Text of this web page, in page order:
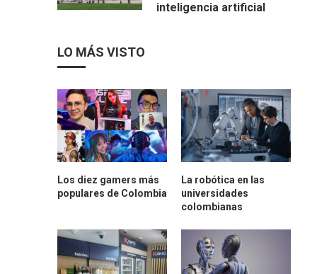
inteligencia artificial
LO MÁS VISTO
Los diez gamers más
populares de Colombia
La robótica en las
universidades
colombianas